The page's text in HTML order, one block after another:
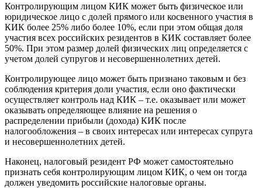
Контролирующим лицом КИК может быть физическое или
юридическое лицо с долей прямого или косвенного участия в
КИК более 25% либо более 10%, если при этом общая доля
участия всех российских резидентов в КИК составляет более
50%. При этом размер долей физических лиц определяется с
учетом долей супругов и несовершеннолетних детей.
Контролирующее лицо может быть признано таковым и без
соблюдения критерия доли участия, если оно фактически
осуществляет контроль над КИК – т.е. оказывает или может
оказывать определяющее влияние на решения о
распределении прибыли (дохода) КИК после
налогообложения – в своих интересах или интересах супруга
и несовершеннолетних детей.
Наконец, налоговый резидент РФ может самостоятельно
признать себя контролирующим лицом КИК, о чем он тогда
должен уведомить российские налоговые органы.